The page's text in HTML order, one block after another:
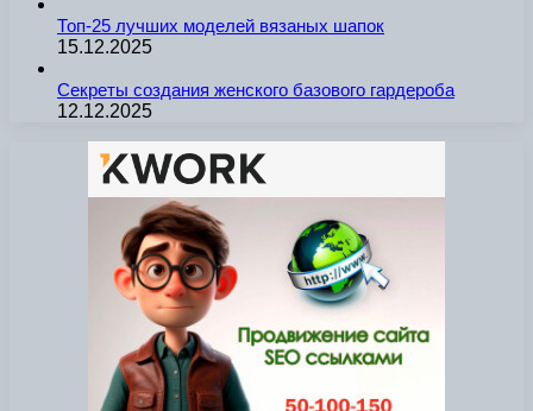
Топ-25 лучших моделей вязаных шапок
15.12.2025
Секреты создания женского базового гардероба
12.12.2025